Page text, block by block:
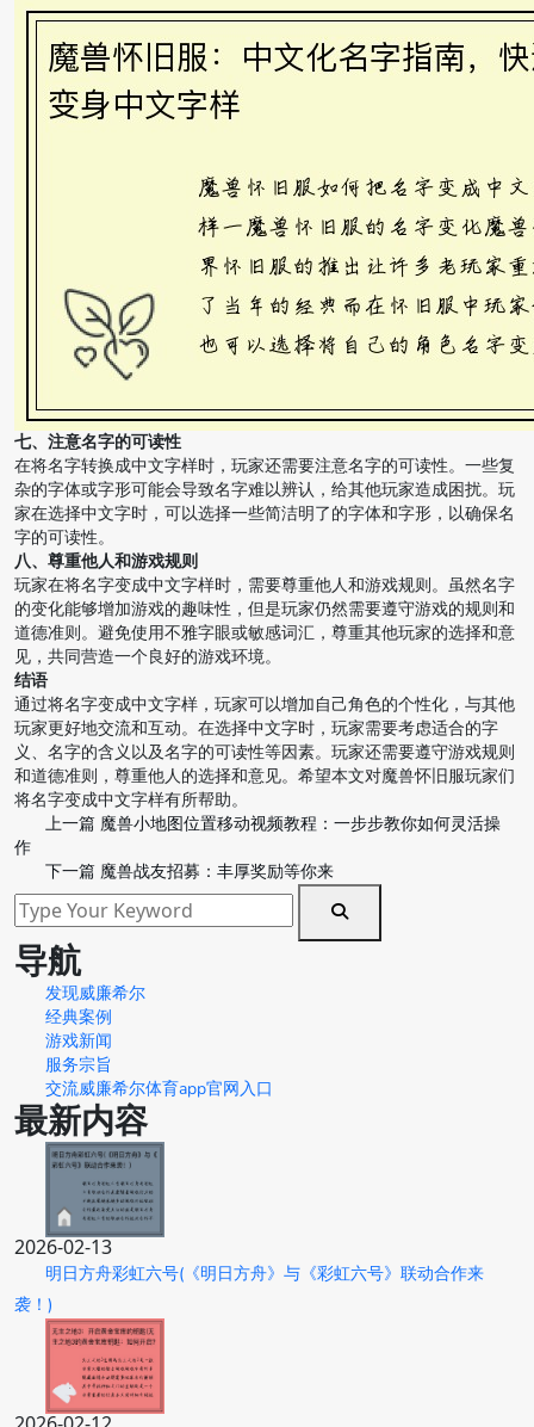
七、注意名字的可读性
在将名字转换成中文字样时，玩家还需要注意名字的可读性。一些复
杂的字体或字形可能会导致名字难以辨认，给其他玩家造成困扰。玩
家在选择中文字时，可以选择一些简洁明了的字体和字形，以确保名
字的可读性。
八、尊重他人和游戏规则
玩家在将名字变成中文字样时，需要尊重他人和游戏规则。虽然名字
的变化能够增加游戏的趣味性，但是玩家仍然需要遵守游戏的规则和
道德准则。避免使用不雅字眼或敏感词汇，尊重其他玩家的选择和意
见，共同营造一个良好的游戏环境。
结语
通过将名字变成中文字样，玩家可以增加自己角色的个性化，与其他
玩家更好地交流和互动。在选择中文字时，玩家需要考虑适合的字
义、名字的含义以及名字的可读性等因素。玩家还需要遵守游戏规则
和道德准则，尊重他人的选择和意见。希望本文对魔兽怀旧服玩家们
将名字变成中文字样有所帮助。
上一篇 魔兽小地图位置移动视频教程：一步步教你如何灵活操
作
下一篇 魔兽战友招募：丰厚奖励等你来
导航
发现威廉希尔
经典案例
游戏新闻
服务宗旨
交流威廉希尔体育app官网入口
最新内容
2026-02-13
明日方舟彩虹六号(《明日方舟》与《彩虹六号》联动合作来
袭！)